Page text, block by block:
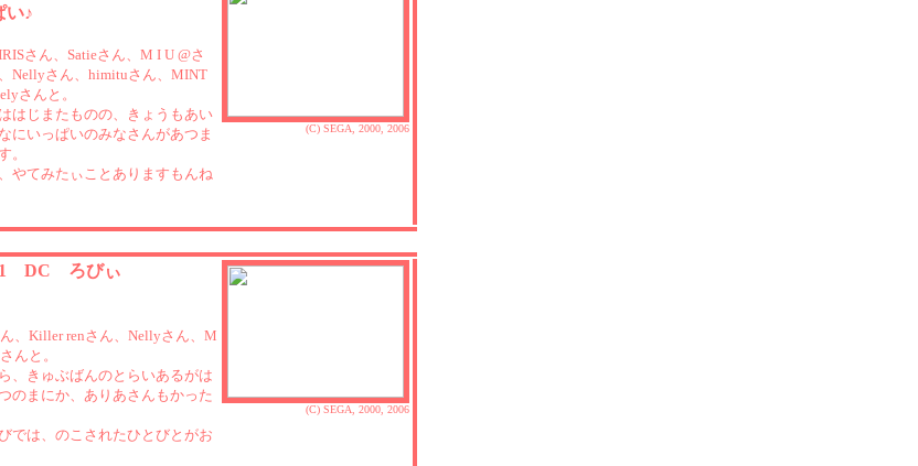
い♪
さん、Satieさん、M I U @さ
Nellyさん、himituさん、MINT
さんと。
はじまたものの、きょうもあい
にいっぱいのみなさんがあつま
。
やてみたぃことありますもんね
(C) SEGA, 2000, 2006
DC ろびぃ
、Killer renさん、Nellyさん、M
んと。
、きゅぶばんのとらいあるがは
のまにか、ありあさんもかった
では、のこされたひとびとがお
(C) SEGA, 2000, 2006